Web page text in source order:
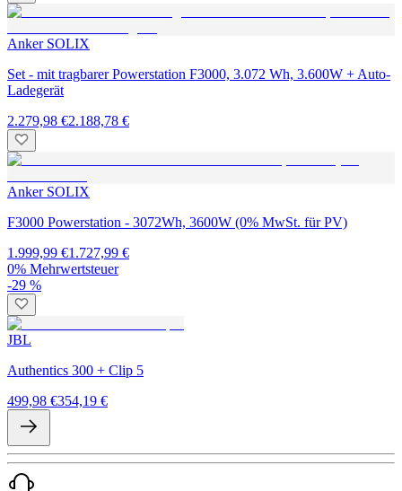
Anker SOLIX
Set - mit tragbarer Powerstation F3000, 3.072 Wh, 3.600W + Auto-
Ladegerät
2.279,98 €2.188,78 €
Anker SOLIX
F3000 Powerstation - 3072Wh, 3600W (0% MwSt. für PV)
1.999,99 €1.727,99 €
0% Mehrwertsteuer
-29 %
JBL
Authentics 300 + Clip 5
499,98 €354,19 €